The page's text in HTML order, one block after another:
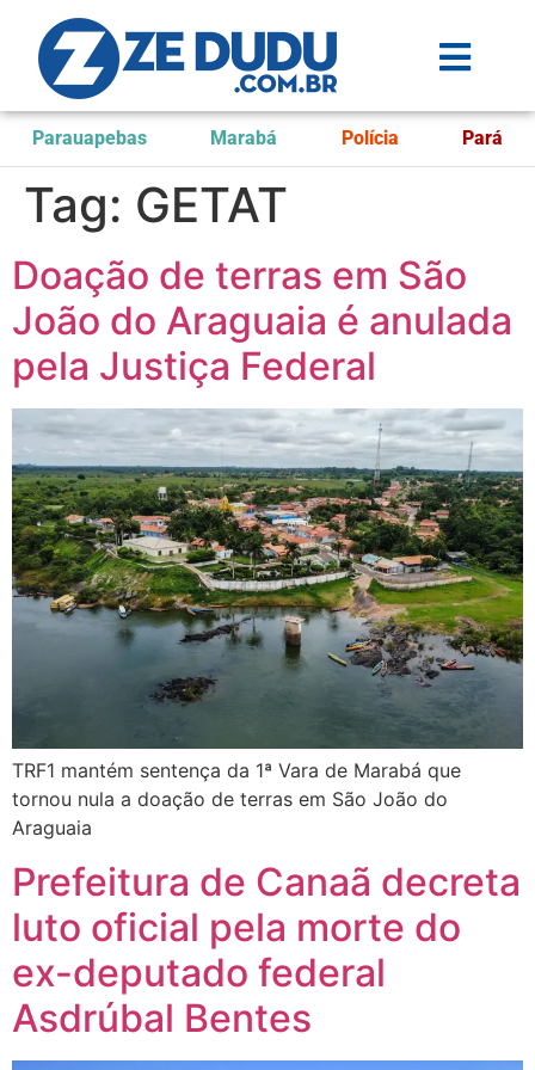
Parauapebas Marabá Polícia Pará
Tag: GETAT
Doação de terras em São
João do Araguaia é anulada
pela Justiça Federal
TRF1 mantém sentença da 1ª Vara de Marabá que
tornou nula a doação de terras em São João do
Araguaia
Prefeitura de Canaã decreta
luto oficial pela morte do
ex-deputado federal
Asdrúbal Bentes